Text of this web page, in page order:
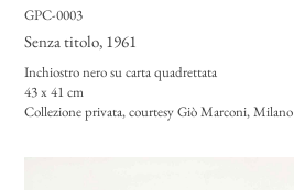
GPC-0003
Senza titolo, 1961
Inchiostro nero su carta quadrettata
43 x 41 cm
Collezione privata, courtesy Giò Marconi, Milano